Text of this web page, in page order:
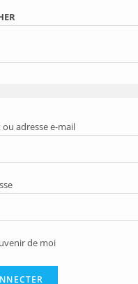
adresse e-mail
de moi